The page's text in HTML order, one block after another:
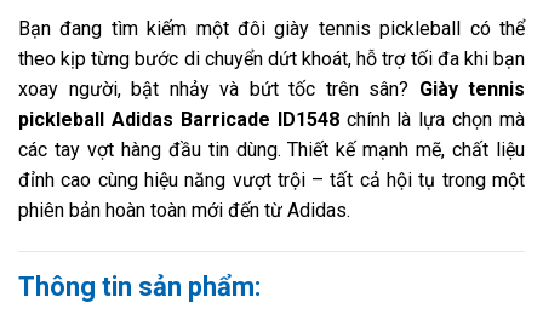
Bạn đang tìm kiếm một đôi giày tennis pickleball có thể
theo kịp từng bước di chuyển dứt khoát, hỗ trợ tối đa khi bạn
xoay người, bật nhảy và bứt tốc trên sân? Giày tennis
pickleball Adidas Barricade ID1548chính là lựa chọn mà
các tay vợt hàng đầu tin dùng. Thiết kế mạnh mẽ, chất liệu
đỉnh cao cùng hiệu năng vượt trội – tất cả hội tụ trong một
phiên bản hoàn toàn mới đến từ Adidas.
Thông tin sản phẩm: